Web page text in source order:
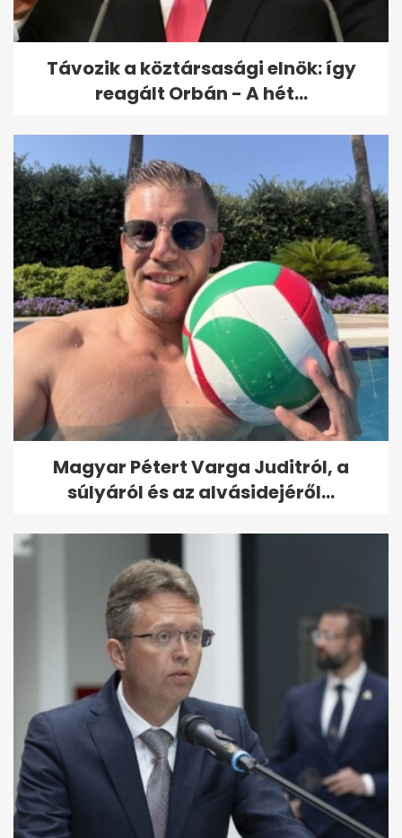
Távozik a köztársasági elnök: így
reagált Orbán - A hét...
Magyar Pétert Varga Juditról, a
súlyáról és az alvásidejéről...